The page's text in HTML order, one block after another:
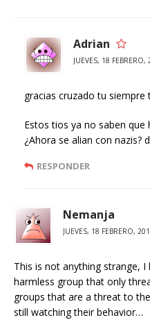
Adrian
JUEVES, 18
gracias cruzado tu siempre
Estos tios ya no saben
¿Ahora se alian con nazis?
RESPONDER
Nemanja
JUEVES, 18 FEBRERO,
This is not anything strange,
harmless group that only
groups that are a threat to
still watching their behavior…